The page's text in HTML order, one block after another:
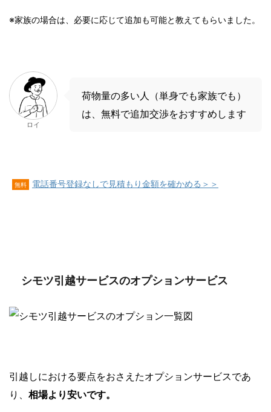
※家族の場合は、必要に応じて追加も可能と教えてもらいました。
ロイ
荷物量の多い人（単身でも家族でも）
は、無料で追加交渉をおすすめします
無料 電話番号登録なしで見積もり金額を確かめる＞＞
シモツ引越サービスのオプションサービス
引越しにおける要点をおさえたオプションサービスであ
り、 相場より安いです。